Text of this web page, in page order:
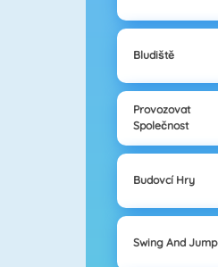
Bludiště
Provozovat
Společnost
Budovcí Hry
Swing And Jump